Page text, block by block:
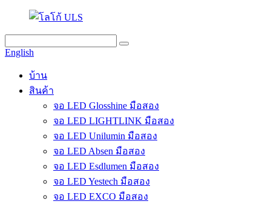
English
บ้าน
สินค้า
จอ LED Glosshine มือสอง
จอ LED LIGHTLINK มือสอง
จอ LED Unilumin มือสอง
จอ LED Absen มือสอง
จอ LED Esdlumen มือสอง
จอ LED Yestech มือสอง
จอ LED EXCO มือสอง